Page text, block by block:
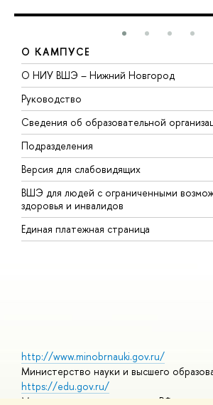
О КАМПУСЕ
О НИУ ВШЭ – Нижний Новгород
Руководство
Сведения об образовательной
Подразделения
Версия для слабовидящих
ВШЭ для людей с ограниченными
здоровья и инвалидов
Единая платежная страница
http://www.minobrnauki.gov.ru/
Министерство науки и высшего
https://edu.gov.ru/
Министерство просвещения РФ